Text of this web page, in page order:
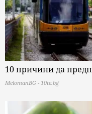
10 причини да
MelomanBG - 10te.bg